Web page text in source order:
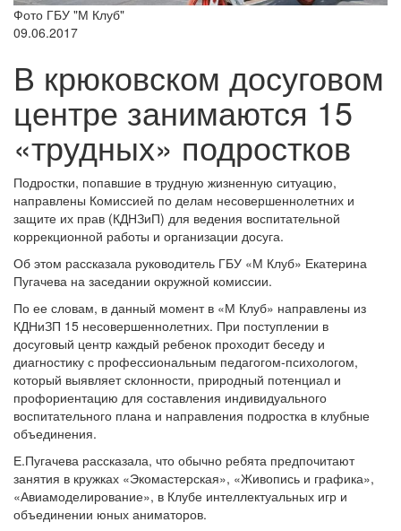
Фото ГБУ "М Клуб"
09.06.2017
В крюковском досуговом
центре занимаются 15
«трудных» подростков
Подростки, попавшие в трудную жизненную ситуацию,
направлены Комиссией по делам несовершеннолетних и
защите их прав (КДНЗиП) для ведения воспитательной
коррекционной работы и организации досуга.
Об этом рассказала руководитель ГБУ «М Клуб» Екатерина
Пугачева на заседании окружной комиссии.
По ее словам, в данный момент в «М Клуб» направлены из
КДНиЗП 15 несовершеннолетних. При поступлении в
досуговый центр каждый ребенок проходит беседу и
диагностику с профессиональным педагогом-психологом,
который выявляет склонности, природный потенциал и
профориентацию для составления индивидуального
воспитательного плана и направления подростка в клубные
объединения.
Е.Пугачева рассказала, что обычно ребята предпочитают
занятия в кружках «Экомастерская», «Живопись и графика»,
«Авиамоделирование», в Клубе интеллектуальных игр и
объединении юных аниматоров.